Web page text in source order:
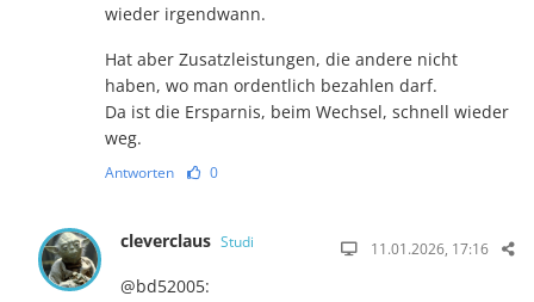
wieder irgendwann.
Hat aber Zusatzleistungen, die andere nicht
haben, wo man ordentlich bezahlen darf.
Da ist die Ersparnis, beim Wechsel, schnell wieder
weg.
Antworten 0
cleverclaus Studi 11.01.2026, 17:16
@bd52005: